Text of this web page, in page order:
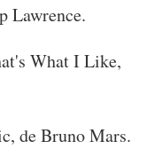
Lawrence.
What I Like,
de Bruno Mars.